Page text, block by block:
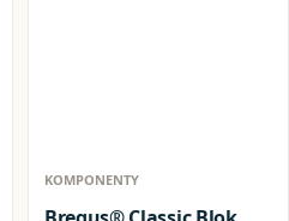
KOMPONENTY